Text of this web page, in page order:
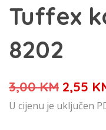
Tuffex
8202
3,00KM
cijena
2,55
U cijenu je uključen